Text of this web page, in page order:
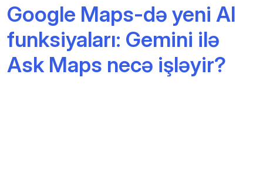
Google Maps-də yeni AI
funksiyaları: Gemini ilə
Ask Maps necə işləyir?